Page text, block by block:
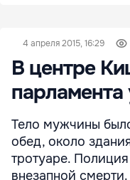
4 апреля 2015, 16:29
В центре
Тело мужчины
обед, около
тротуаре.
внезапной смерти.